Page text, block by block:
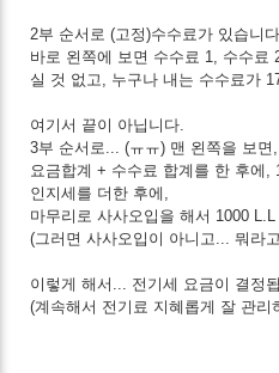
2부 순서로 (고정)수수료가 있습니
바로 왼쪽에 보면 수수료 1, 수수료
실 것 없고, 누구나 내는 수수료가
여기서 끝이 아닙니다.
3부 순서로... (ㅠㅠ) 맨 왼쪽을 보면,
요금합계 + 수수료 합계를 한 후에,
인지세를 더한 후에,
마무리로 사사오입을 해서 1000
(그러면 사사오입이 아니고... 뭐라
이렇게 해서... 전기세 요금이 결정
(계속해서 전기료 지혜롭게 잘 관리